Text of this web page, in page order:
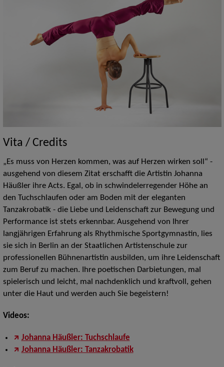
Vita / Credits
„Es muss von Herzen kommen, was auf Herzen wirken soll“ -
ausgehend von diesem Zitat erschafft die Artistin Johanna
Häußler ihre Acts. Egal, ob in schwindelerregender Höhe an
den Tuchschlaufen oder am Boden mit der eleganten
Tanzakrobatik - die Liebe und Leidenschaft zur Bewegung und
Performance ist stets erkennbar. Ausgehend von Ihrer
langjährigen Erfahrung als Rhythmische Sportgymnastin, lies
sie sich in Berlin an der Staatlichen Artistenschule zur
professionellen Bühnenartistin ausbilden, um ihre Leidenschaft
zum Beruf zu machen. Ihre poetischen Darbietungen, mal
spielerisch und leicht, mal nachdenklich und kraftvoll, gehen
unter die Haut und werden auch Sie begeistern!
Videos:
Johanna Häußler: Tuchschlaufe
Johanna Häußler: Tanzakrobatik